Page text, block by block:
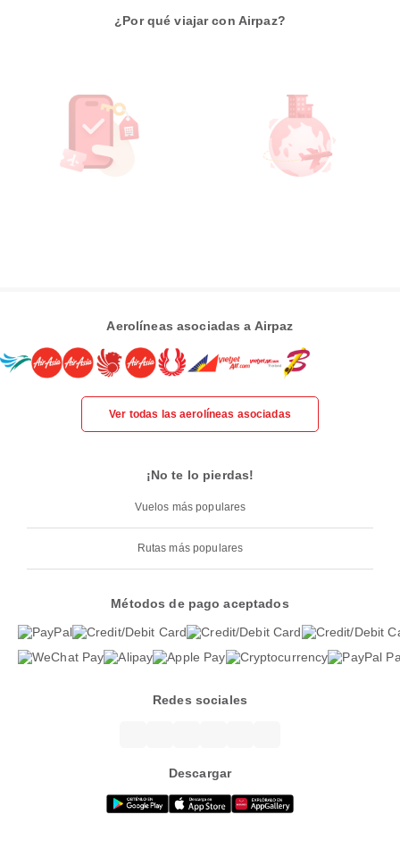
¿Por qué viajar con Airpaz?
Aerolíneas asociadas a Airpaz
Ver todas las aerolíneas asociadas
¡No te lo pierdas!
Vuelos más populares
Rutas más populares
Métodos de pago aceptados
Redes sociales
Descargar